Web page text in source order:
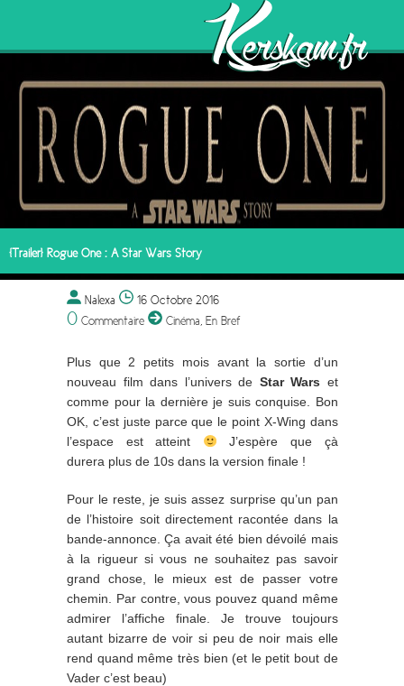
[Trailer] Rogue One : A Star Wars Story
Nalexa 16 Octobre 2016
0 Commentaire Cinéma En Bref
Plus que 2 petits mois avant la sortie d’un
nouveau film dans l’univers de Star Wars et
comme pour la dernière je suis conquise. Bon
OK, c’est juste parce que le point X-Wing dans
l’espace est atteint
J’espère que çà
durera plus de 10s dans la version finale !
Pour le reste, je suis assez surprise qu’un pan
de l’histoire soit directement racontée dans la
bande-annonce. Ça avait été bien dévoilé mais
à la rigueur si vous ne souhaitez pas savoir
grand chose, le mieux est de passer votre
chemin. Par contre, vous pouvez quand même
admirer l’affiche finale. Je trouve toujours
autant bizarre de voir si peu de noir mais elle
rend quand même très bien (et le petit bout de
Vader c’est beau)